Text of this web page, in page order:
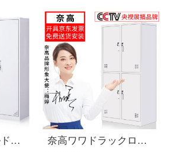
オペル美二門ワルドラックのロッカーロッカーロッカー
奈高ワワドラックロッカーロッカー4ドアワルドラックブブ